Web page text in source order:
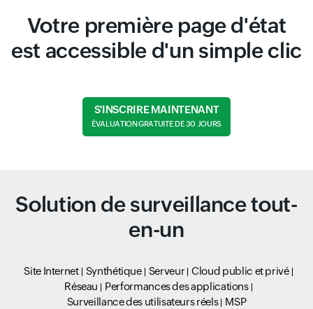
Votre première page d'état
est accessible d'un simple clic
S'INSCRIRE MAINTENANT
ÉVALUATION GRATUITE DE 30 JOURS
Solution de surveillance tout-
en-un
Site Internet Synthétique Serveur
Cloud public et privé
Réseau
Performances des applications
Surveillance des utilisateurs réels
MSP